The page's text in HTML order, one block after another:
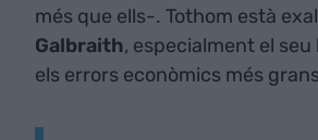
més que ells-. Tothom està
Galbraith, especialment el seu
els errors econòmics més